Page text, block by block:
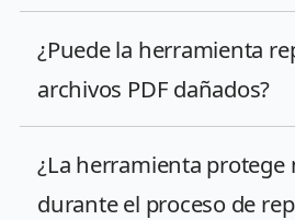
¿Puede la herramienta
archivos PDF dañados?
¿La herramienta protege
durante el proceso de